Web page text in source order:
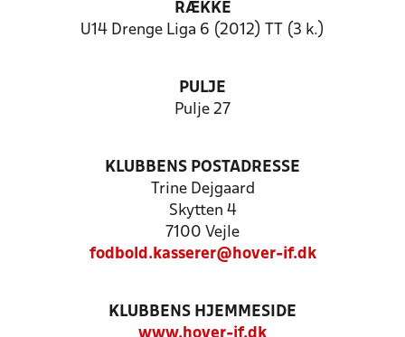
RÆKKE
U14 Drenge Liga 6 (2012) TT (3 k.)
PULJE
Pulje 27
KLUBBENS POSTADRESSE
Trine Dejgaard
Skytten 4
7100 Vejle
fodbold.kasserer@hover-if.dk
KLUBBENS HJEMMESIDE
www.hover-if.dk